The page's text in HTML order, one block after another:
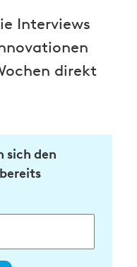
Interviews
direkt
sich den